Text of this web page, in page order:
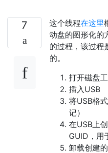
7 这个线程在这里
动盘的图形化的
的过程，该过程
的。
打开磁盘
插入USB
将USB格
记）
在USB上
GUID，用
卸载创建